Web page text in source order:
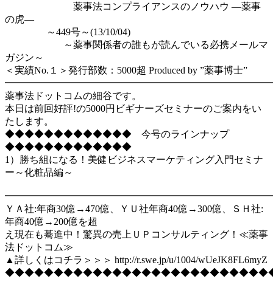
薬事法コンプライアンスのノウハウ ―薬事
の虎―
～449号～(13/10/04)
～薬事関係者の誰もが読んでいる必携メールマ
ガジン～
＜実績No.１＞発行部数：5000超 Produced by ”薬事博士”
薬事法ドットコムの細谷です。
本日は前回好評!の5000円ビギナーズセミナーのご案内をい
たします。
◆◆◆◆◆◆◆◆◆◆◆◆◆ 今号のラインナップ
◆◆◆◆◆◆◆◆◆◆◆◆◆
1）勝ち組になる！美健ビジネスマーケティング入門セミナ
ー～化粧品編～
ＹＡ社:年商30億→470億、ＹＵ社年商40億→300億、ＳＨ社:
年商40億→200億を超
え現在も驀進中！驚異の売上ＵＰコンサルティング！≪薬事
法ドットコム≫
▲詳しくはコチラ＞＞＞ http://r.swe.jp/u/1004/wUeJK8FL6myZ